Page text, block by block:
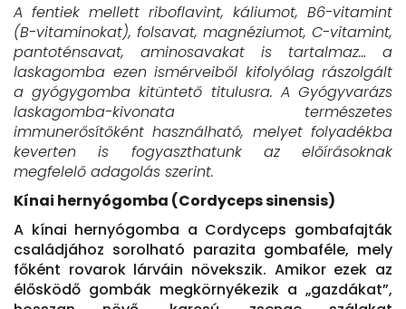
A fentiek mellett riboflavint, káliumot, B6-vitamint
(B-vitaminokat), folsavat, magnéziumot, C-vitamint,
pantoténsavat, aminosavakat is tartalmaz… a
laskagomba ezen ismérveiből kifolyólag rászolgált
a gyógygomba kitüntető titulusra. A Gyógyvarázs
laskagomba-kivonata természetes
immunerősítőként használható, melyet folyadékba
keverten is fogyaszthatunk az előírásoknak
megfelelő adagolás szerint.
Kínai hernyógomba (Cordyceps sinensis)
A kínai hernyógomba a Cordyceps gombafajták
családjához sorolható parazita gombaféle, mely
főként rovarok lárváin növekszik. Amikor ezek az
élősködő gombák megkörnyékezik a „gazdákat”,